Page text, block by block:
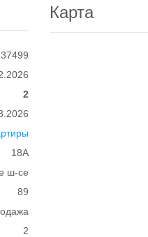
2
18А
ш-се
89
2
Карта